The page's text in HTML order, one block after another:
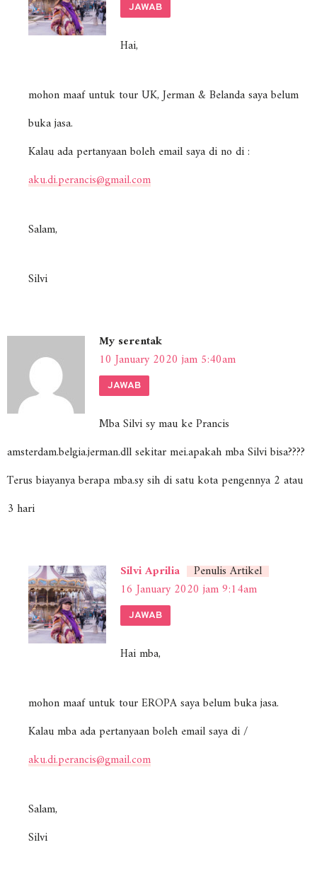
JAWAB
Hai,
mohon maaf untuk tour UK, Jerman & Belanda saya belum
buka jasa.
Kalau ada pertanyaan boleh email saya di no di :
aku.di.perancis@gmail.com
Salam,
Silvi
My serentak
10 January 2020 jam 5:40am
JAWAB
Mba Silvi sy mau ke Prancis
amsterdam.belgia.jerman.dll sekitar mei.apakah mba Silvi bisa????
Terus biayanya berapa mba.sy sih di satu kota pengennya 2 atau
3 hari
Silvi Aprilia
Penulis Artikel
16 January 2020 jam 9:14am
JAWAB
Hai mba,
mohon maaf untuk tour EROPA saya belum buka jasa.
Kalau mba ada pertanyaan boleh email saya di /
aku.di.perancis@gmail.com
Salam,
Silvi